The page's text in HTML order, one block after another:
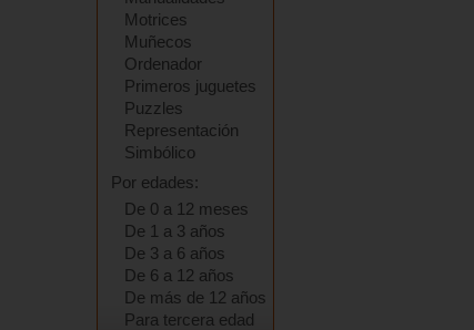
Motrices
Muñecos
Ordenador
Primeros juguetes
Puzzles
Representación
Simbólico
Por edades:
De 0 a 12 meses
De 1 a 3 años
De 3 a 6 años
De 6 a 12 años
De más de 12 años
Para tercera edad